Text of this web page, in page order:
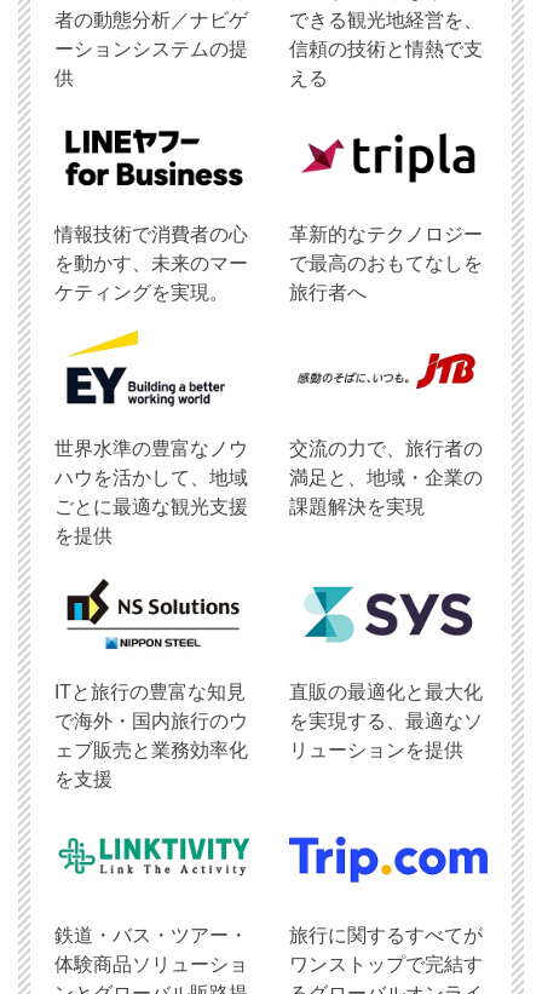
者の動態分析／ナビゲ
ーションシステムの提
供
できる観光地経営を、
信頼の技術と情熱で支
える
情報技術で消費者の心
を動かす、未来のマー
ケティングを実現。
革新的なテクノロジー
で最高のおもてなしを
旅行者へ
世界水準の豊富なノウ
ハウを活かして、地域
ごとに最適な観光支援
を提供
交流の力で、旅行者の
満足と、地域・企業の
課題解決を実現
ITと旅行の豊富な知見
で海外・国内旅行のウ
ェブ販売と業務効率化
を支援
直販の最適化と最大化
を実現する、最適なソ
リューションを提供
鉄道・バス・ツアー・
体験商品ソリューショ
旅行に関するすべてが
ワンストップで完結す